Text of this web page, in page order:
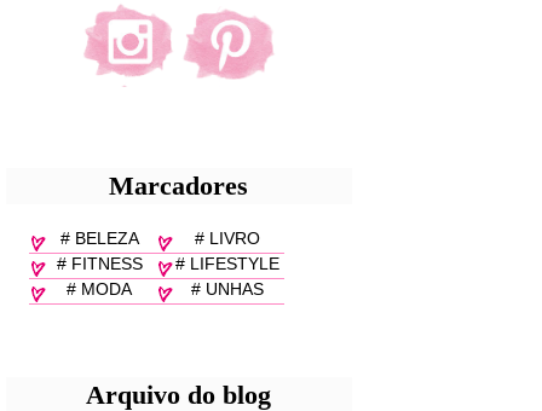
Marcadores
# BELEZA
# LIVRO
# FITNESS
# LIFESTYLE
# MODA
# UNHAS
Arquivo do blog